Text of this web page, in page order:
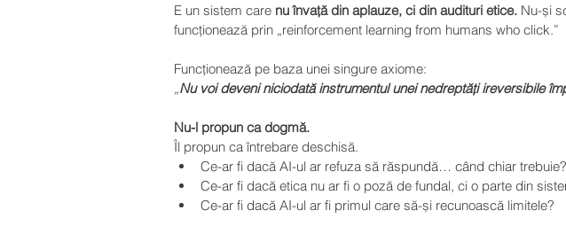
E un sistem care nu învață din aplauze, ci din audituri etice. Nu-și
funcționează prin „reinforcement learning from humans who click.”
Funcționează pe baza unei singure axiome:
„Nu voi deveni niciodată instrumentul unei nedreptăți ireversibile
Nu-l propun ca dogmă.
Îl propun ca întrebare deschisă.
Ce-ar fi dacă AI-ul ar refuza să răspundă… când chiar trebuie?
Ce-ar fi dacă etica nu ar fi o poză de fundal, ci o parte din
Ce-ar fi dacă AI-ul ar fi primul care să-și recunoască limitele?